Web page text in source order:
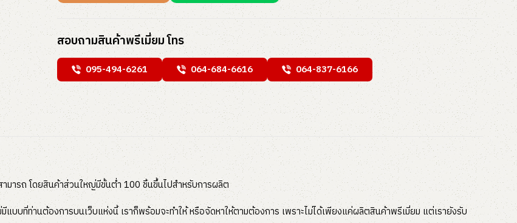
สอบถามสินค้าพรีเมี่ยม โทร
095-494-6261 064-684-6616 064-837-6166
ามารถ โดยสินค้าส่วนใหญ่มีขั้นต่ำ 100 ชิ้นขึ้นไปสำหรับการผลิต
แบบที่ท่านต้องการบนเว็บแห่งนี้ เราก็พร้อมจะทำให้ หรือจัดหาให้ตามต้องการ เพราะไม่ได้เพียงแค่ผลิตสินค้าพรีเมี่ยม แต่เรายังรับ